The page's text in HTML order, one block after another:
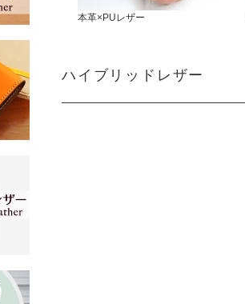
本革×PUレザー
ハイブリッドレザー